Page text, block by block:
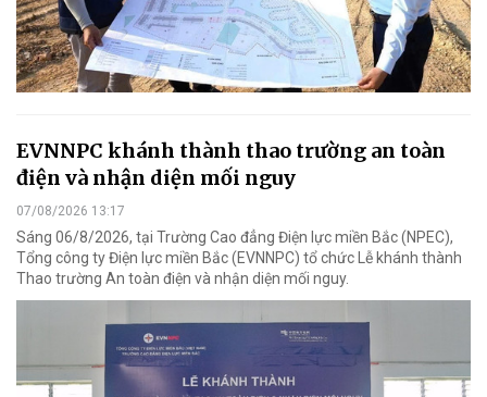
EVNNPC khánh thành thao trường an toàn
điện và nhận diện mối nguy
07/08/2026 13:17
Sáng 06/8/2026, tại Trường Cao đẳng Điện lực miền Bắc (NPEC),
Tổng công ty Điện lực miền Bắc (EVNNPC) tổ chức Lễ khánh thành
Thao trường An toàn điện và nhận diện mối nguy.